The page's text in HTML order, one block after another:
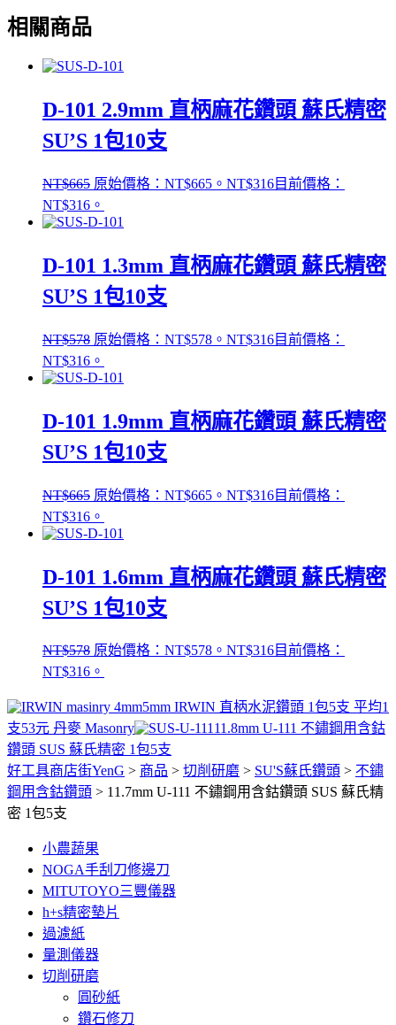
相關商品
D-101 2.9mm 直柄麻花鑽頭 蘇氏精密
SU’S 1包10支
NT$665 原始價格：NT$665。 NT$316目前價格：
NT$316。
D-101 1.3mm 直柄麻花鑽頭 蘇氏精密
SU’S 1包10支
NT$578 原始價格：NT$578。 NT$316目前價格：
NT$316。
D-101 1.9mm 直柄麻花鑽頭 蘇氏精密
SU’S 1包10支
NT$665 原始價格：NT$665。 NT$316目前價格：
NT$316。
D-101 1.6mm 直柄麻花鑽頭 蘇氏精密
SU’S 1包10支
NT$578 原始價格：NT$578。 NT$316目前價格：
NT$316。
5mm IRWIN 直柄水泥鑽頭 1包5支 平均1
支53元 丹麥 Masonry
11.8mm U-111 不鏽鋼用含鈷
鑽頭 SUS 蘇氏精密 1包5支
好工具商店街YenG > 商品 > 切削研磨 > SU'S蘇氏鑽頭 > 不鏽
鋼用含鈷鑽頭 > 11.7mm U-111 不鏽鋼用含鈷鑽頭 SUS 蘇氏精
密 1包5支
小農蔬果
NOGA手刮刀修邊刀
MITUTOYO三豐儀器
h+s精密墊片
過濾紙
量測儀器
切削研磨
圓砂紙
鑽石修刀